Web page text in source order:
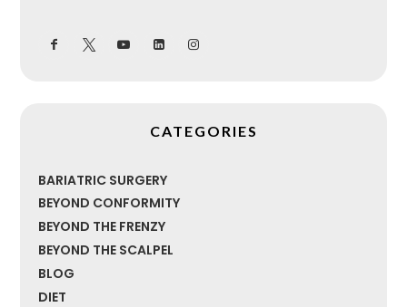
CATEGORIES
BARIATRIC SURGERY
BEYOND CONFORMITY
BEYOND THE FRENZY
BEYOND THE SCALPEL
BLOG
DIET